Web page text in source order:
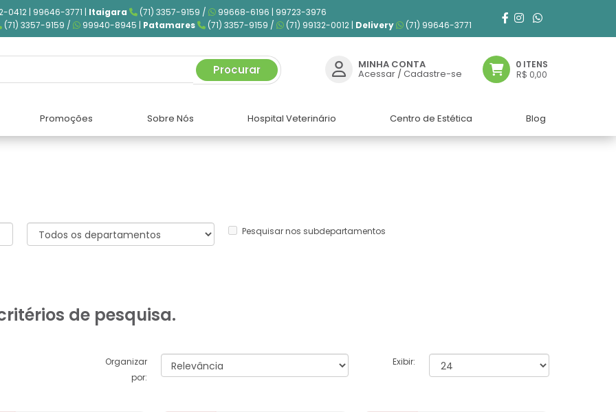
0412 | 99646-3771 | Itaigara (71) 3357-9159 /
99668-6196 | 99723-3976
(71) 3357-9159 / 99940-8945 | Patamares (71) 3357-9159 / (71) 99132-0012 | Delivery (71) 99646-3771
MINHA CONTA
Acessar /Cadastre-se
0 ITENS
R$ 0,00
Procurar
Promoções Sobre Nós Hospital Veterinário Centro de Estética Blog
Pesquisar nos subdepartamentos
de pesquisa.
Organizar
por:
Exibir: